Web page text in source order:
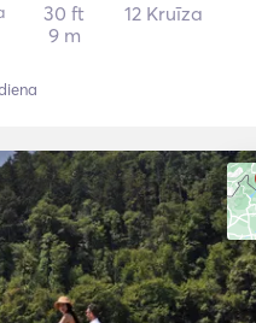
30 ft
9 m
12 Kruīza